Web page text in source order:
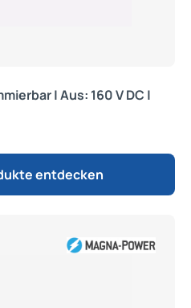
| Aus: 160 V DC |
entdecken